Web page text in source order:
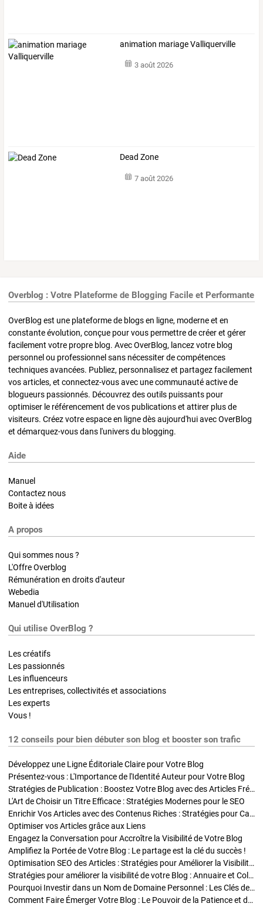
animation mariage Valliquerville
3 août 2026
Dead Zone
7 août 2026
Overblog : Votre Plateforme de Blogging Facile et Performante
OverBlog est une plateforme de blogs en ligne, moderne et en
constante évolution, conçue pour vous permettre de créer et gérer
facilement votre propre blog. Avec OverBlog, lancez votre blog
personnel ou professionnel sans nécessiter de compétences
techniques avancées. Publiez, personnalisez et partagez facilement
vos articles, et connectez-vous avec une communauté active de
blogueurs passionnés. Découvrez des outils puissants pour
optimiser le référencement de vos publications et attirer plus de
visiteurs. Créez votre espace en ligne dès aujourd'hui avec OverBlog
et démarquez-vous dans l'univers du blogging.
Aide
Manuel
Contactez nous
Boite à idées
A propos
Qui sommes nous ?
L'Offre Overblog
Rémunération en droits d'auteur
Webedia
Manuel d'Utilisation
Qui utilise OverBlog ?
Les créatifs
Les passionnés
Les influenceurs
Les entreprises, collectivités et associations
Les experts
Vous !
12 conseils pour bien débuter son blog et booster son trafic
Développez une Ligne Éditoriale Claire pour Votre Blog
Présentez-vous : L'Importance de l'Identité Auteur pour Votre Blog
Stratégies de Publication : Boostez Votre Blog avec des Articles Fréquents et Exclusifs
L'Art de Choisir un Titre Efficace : Stratégies Modernes pour le SEO
Enrichir Vos Articles avec des Contenus Riches : Stratégies pour Captiver et Optimiser
Optimiser vos Articles grâce aux Liens
Engagez la Conversation pour Accroître la Visibilité de Votre Blog
Amplifiez la Portée de Votre Blog : Le partage est la clé du succès !
Optimisation SEO des Articles : Stratégies pour Améliorer la Visibilité de Votre Blog
Stratégies pour améliorer la visibilité de votre Blog : Annuaire et Collaborations
Pourquoi Investir dans un Nom de Domaine Personnel : Les Clés de la Réussite de Votre Blog
Comment Faire Émerger Votre Blog : Le Pouvoir de la Patience et de la Persévérance